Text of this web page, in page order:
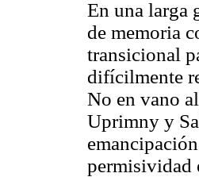
En una larga
de memoria
transicional
difícilmente
No en vano
Uprimny y
permisividad